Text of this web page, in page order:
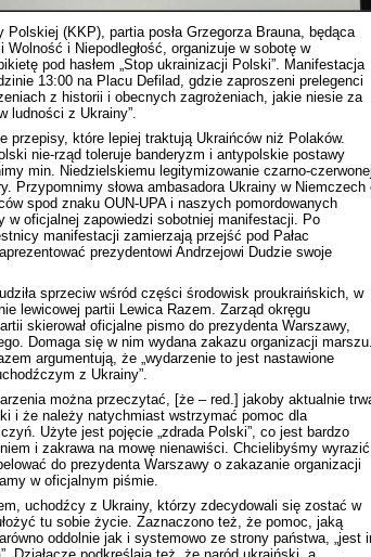
Polskiej (KKP), partia posła Grzegorza Brauna, będąca
Wolność i Niepodległość, organizuje w sobotę w
pod hasłem „Stop ukrainizacji Polski”. Manifestacja
13:00 na Placu Defilad, gdzie zaproszeni prelegenci
z historii i obecnych zagrożeniach, jakie niesie za
ludności z Ukrainy”.
przepisy, które lepiej traktują Ukraińców niż Polaków.
nie-rząd toleruje banderyzm i antypolskie postawy
min. Niedzielskiemu legitymizowanie czarno-czerwonej
Przypomnimy słowa ambasadora Ukrainy w Niemczech
spod znaku OUN-UPA i naszych pomordowanych
w oficjalnej zapowiedzi sobotniej manifestacji. Po
manifestacji zamierzają przejść pod Pałac
prezydentowi Andrzejowi Dudzie swoje
sprzeciw wśród części środowisk proukraińskich, w
lewicowej partii Lewica Razem. Zarząd okręgu
skierował oficjalne pismo do prezydenta Warszawy,
Domaga się w nim wydana zakazu organizacji marszu.
argumentują, że „wydarzenie to jest nastawione
z Ukrainy”.
można przeczytać, [że – red.] jakoby aktualnie
i że należy natychmiast wstrzymać pomoc dla
Użyte jest pojęcie „zdrada Polski”, co jest bardzo
i zakrawa na mowę nienawiści. Chcielibyśmy wyrazić
do prezydenta Warszawy o zakazanie organizacji
w oficjalnym piśmie.
uchodźcy z Ukrainy, którzy zdecydowali się zostać w
tu sobie życie. Zaznaczono też, że pomoc, jaką
oddolnie jak i systemowo ze strony państwa, „jest